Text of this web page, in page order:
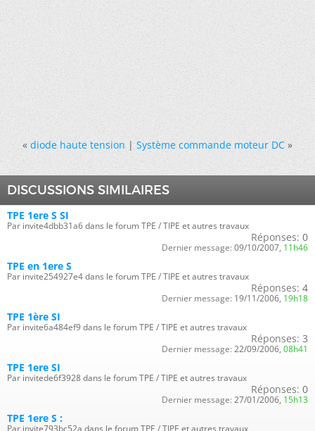
« diode haute tension|Système commande moteur DC »
DISCUSSIONS SIMILAIRES
TPE 1ere S SI
Par invite4dbb31a6 dans le forum TPE / TIPE et autres travaux
Réponses: 0
Dernier message: 09/10/2007, 11h46
TPE en 1ere S
Par invite254927e4 dans le forum TPE / TIPE et autres travaux
Réponses: 4
Dernier message: 19/11/2006, 19h18
TPE 1ère SI
Par invite6a484ef9 dans le forum TPE / TIPE et autres travaux
Réponses: 3
Dernier message: 22/09/2006, 08h41
TPE 1ere SI
Par invitede6f3928 dans le forum TPE / TIPE et autres travaux
Réponses: 0
Dernier message: 27/01/2006, 15h13
TPE 1ere S :
Par invite793bc52a dans le forum TPE / TIPE et autres travaux